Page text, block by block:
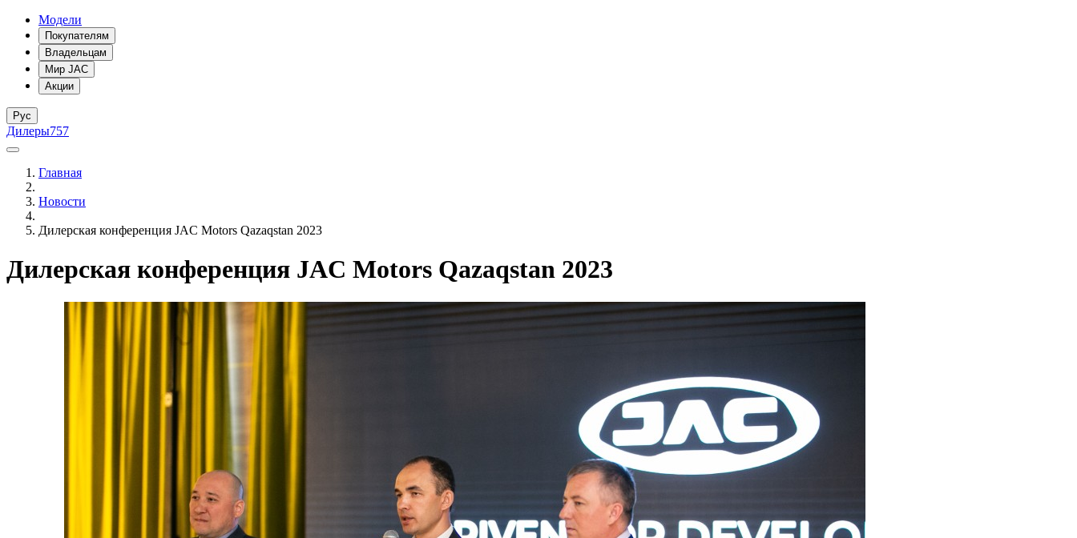
Модели
Покупателям
Владельцам
Мир JAC
Акции
Рус
Дилеры757
Главная
Новости
Дилерская конференция JAC Motors Qazaqstan 2023
Дилерская конференция JAC Motors Qazaqstan 2023